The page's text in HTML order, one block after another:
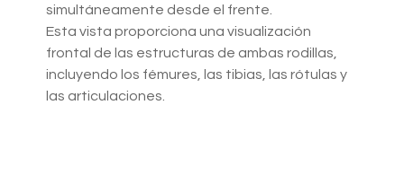
simultáneamente desde el frente.
Esta vista proporciona una visualización
frontal de las estructuras de ambas rodillas,
incluyendo los fémures, las tibias, las rótulas y
las articulaciones.